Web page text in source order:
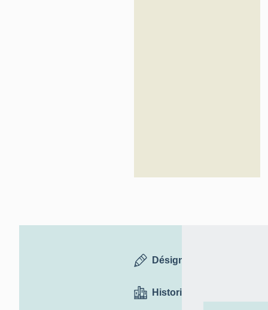
Désignation
Historique